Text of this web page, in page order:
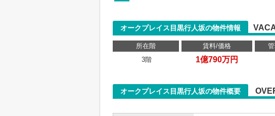
オークプレイス目黒行人坂の物件情報
所在階 賃料/価格
3階
1億790万円
オークプレイス目黒行人坂の物件概要